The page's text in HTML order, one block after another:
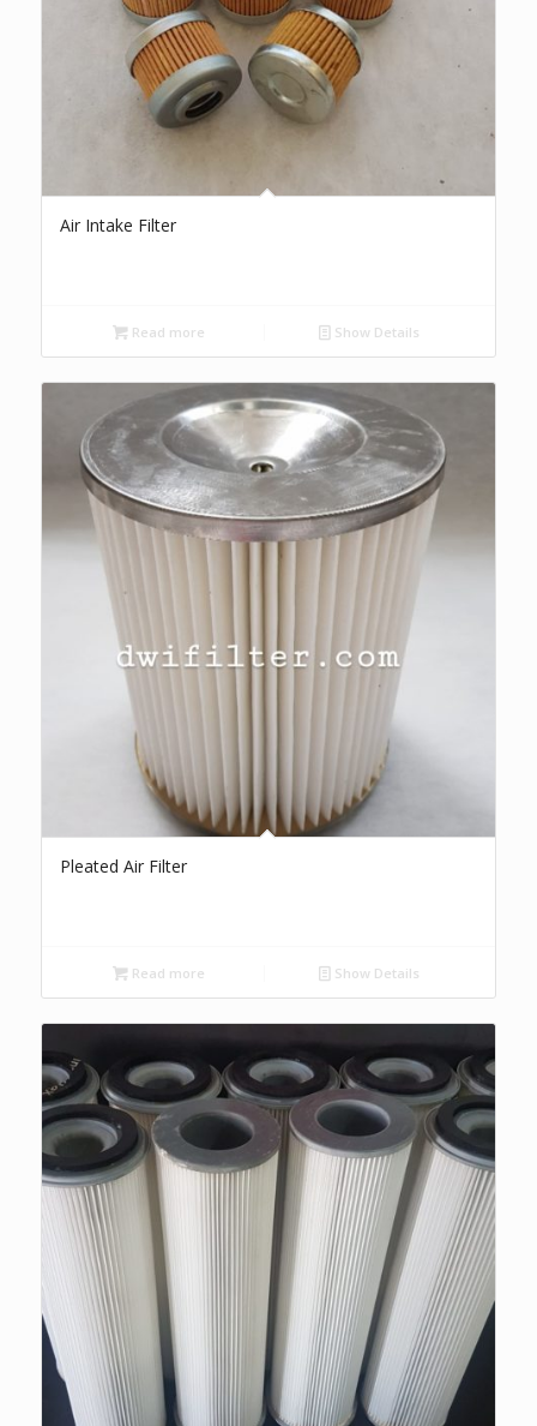
Air Intake Filter
Read more Show Details
Pleated Air Filter
Read more Show Details